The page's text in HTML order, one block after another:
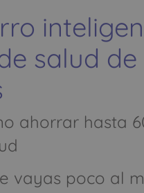
salud
ahorrar hasta
vayas poco al